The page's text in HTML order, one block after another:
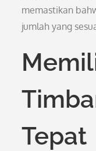
memastikan
jumlah yang
Tepat